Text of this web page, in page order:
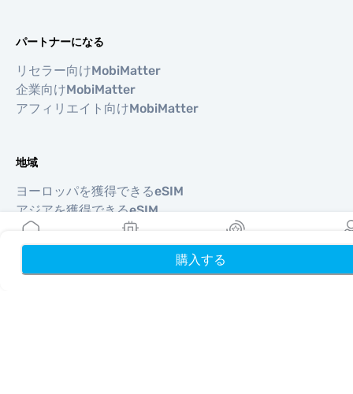
購入する
パートナーになる
リセラー向けMobiMatter
企業向けMobiMatter
アフィリエイト向けMobiMatter
地域
ヨーロッパを獲得できるeSIM
アジアを獲得できるeSIM
北南米を獲得できるeSIM
中東を獲得できるeSIM
オセアニアを獲得できるeSIM
リワード